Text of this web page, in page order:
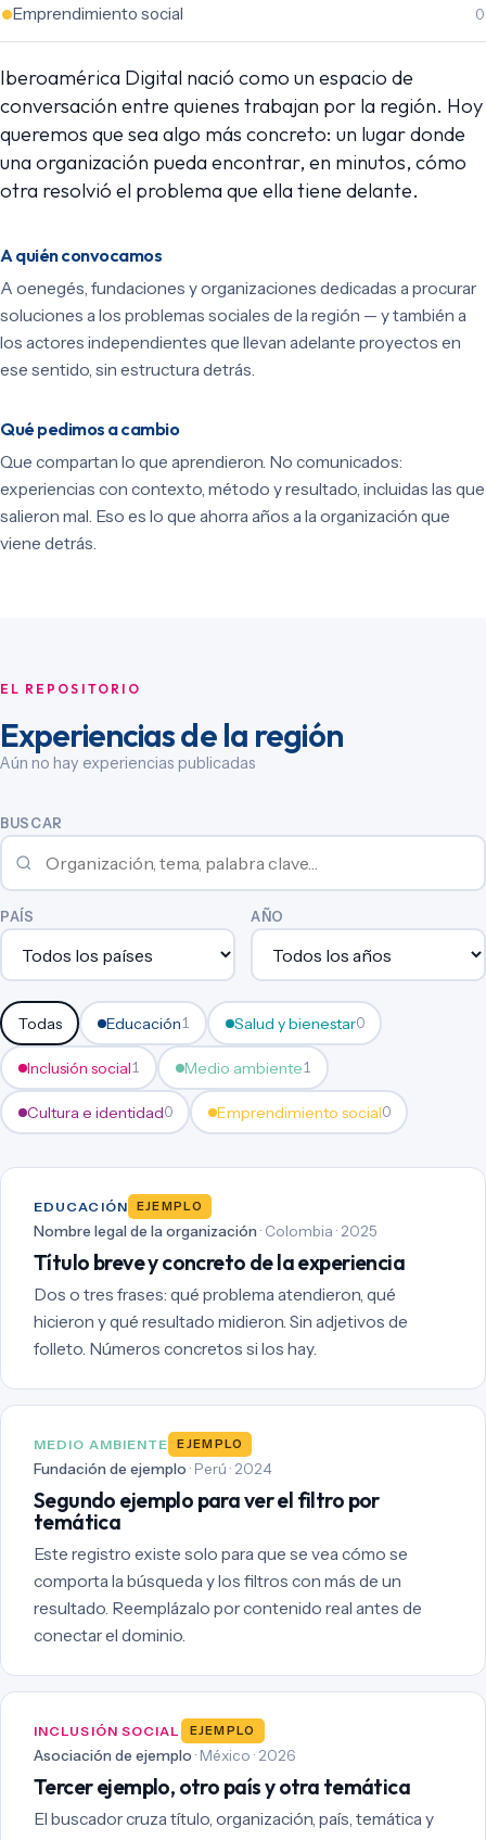
Emprendimiento social 0
Iberoamérica Digital nació como un espacio de
conversación entre quienes trabajan por la región. Hoy
queremos que sea algo más concreto: un lugar donde
una organización pueda encontrar, en minutos, cómo
otra resolvió el problema que ella tiene delante.
A quién convocamos
A oenegés, fundaciones y organizaciones dedicadas a procurar
soluciones a los problemas sociales de la región — y también a
los actores independientes que llevan adelante proyectos en
ese sentido, sin estructura detrás.
Qué pedimos a cambio
Que compartan lo que aprendieron. No comunicados:
experiencias con contexto, método y resultado, incluidas las que
salieron mal. Eso es lo que ahorra años a la organización que
viene detrás.
EL REPOSITORIO
Experiencias de la región
Aún no hay experiencias publicadas
BUSCAR
PAÍS AÑO
Todas Educación1 Salud y bienestar0
Inclusión social1 Medio ambiente1
Cultura e identidad0 Emprendimiento social0
EDUCACIÓN EJEMPLO
Nombre legal de la organización · Colombia · 2025
Título breve y concreto de la experiencia
Dos o tres frases: qué problema atendieron, qué
hicieron y qué resultado midieron. Sin adjetivos de
folleto. Números concretos si los hay.
MEDIO AMBIENTE EJEMPLO
Fundación de ejemplo · Perú · 2024
Segundo ejemplo para ver el filtro por
temática
Este registro existe solo para que se vea cómo se
comporta la búsqueda y los filtros con más de un
resultado. Reemplázalo por contenido real antes de
conectar el dominio.
INCLUSIÓN SOCIAL EJEMPLO
Asociación de ejemplo · México · 2026
Tercer ejemplo, otro país y otra temática
El buscador cruza título, organización, país, temática y